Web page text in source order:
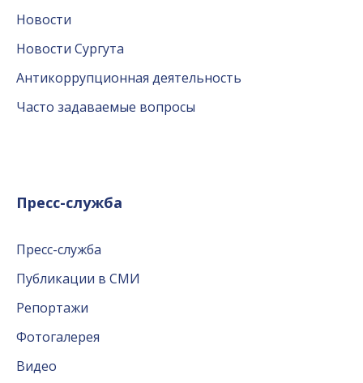
Новости
Новости Сургута
Антикоррупционная деятельность
Часто задаваемые вопросы
Пресс-служба
Пресс-служба
Публикации в СМИ
Репортажи
Фотогалерея
Видео